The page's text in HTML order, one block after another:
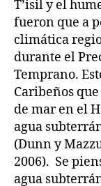
T’isil y el
fueron que a
climática
durante el
Temprano.
Caribeños
de mar en el
agua
(Dunn y
2006). Se
agua